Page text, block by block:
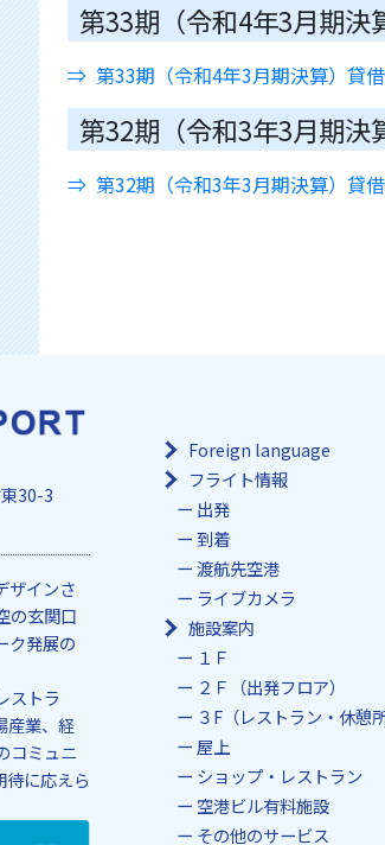
第33期（令和4年3月期決
第33期（令和4年3月期決算）貸
第32期（令和3年3月期決
第32期（令和3年3月期決算）貸
30-3
ザインさ
の玄関口
ク発展の
ストラ
産業、経
コミュニ
待に応えら
Foreign language
フライト情報
出発
到着
渡航先空港
ライブカメラ
施設案内
１Ｆ
２Ｆ（出発フロア）
３F（レストラン・休憩所
屋上
ショップ・レストラン
空港ビル有料施設
その他のサービス